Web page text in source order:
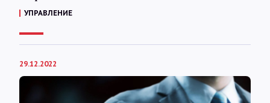
УПРАВЛЕНИЕ
29.12.2022